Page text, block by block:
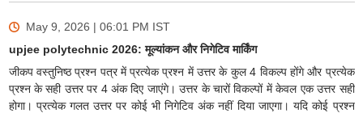
May 9, 2026 | 06:01 PM IST
upjee polytechnic 2026: मूल्यांकन और निगेटिव मार्किंग
जीकप वस्तुनिष्ठ प्रश्न पत्र में प्रत्येक प्रश्न में उत्तर के कुल 4 विकल्प होंगे और प्रत्येक
प्रश्न के सही उत्तर पर 4 अंक दिए जाएंगे। उत्तर के चारों विकल्पों में केवल एक उत्तर सही
होगा। प्रत्येक गलत उत्तर पर कोई भी निगेटिव अंक नहीं दिया जाएगा। यदि कोई प्रश्न